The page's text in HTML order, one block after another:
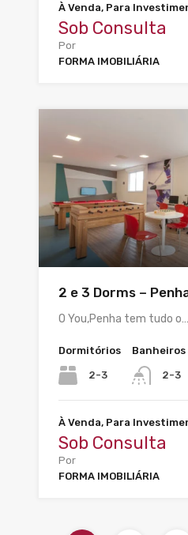
À Venda, Para
Sob Consulta
Por
FORMA IMOBILIÁRIA
2 e 3 Dorms –
O You,Penha tem tudo o…
Dormitórios
2-3
Banheiros
2-3
À Venda, Para
Sob Consulta
Por
FORMA IMOBILIÁRIA